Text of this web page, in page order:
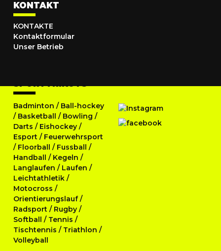
KONTAKT
KONTAKTE
Kontaktformular
Unser Betrieb
SPORTTRIKOTS
Badminton / Ball-hockey
/ Basketball / Bowling /
Darts / Eishockey /
Esport / Feuerwehrsport
/ Floorball / Fussball /
Handball / Kegeln /
Langlaufen / Laufen /
Leichtathletik /
Motocross /
Orientierungslauf/
Radsport / Rugby /
Softball / Tennis /
Tischtennis / Triathlon /
Volleyball